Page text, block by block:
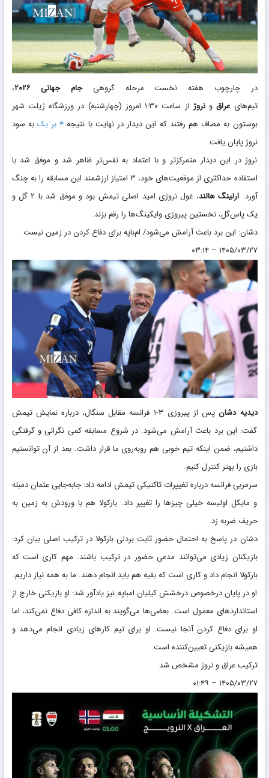
در چارچوب هفته نخست مرحله گروهیجام جهانی ۲۰۲۶
،
تیم‌هایعراق ونروژ
از ساعت ۱:۳۰ امروز (چهارشنبه) در ورزشگاه ژیلت شهر
بوستون به مصاف هم رفتند که این دیدار در نهایت با نتیجه ۴ بر یک
به سود
نروژ پایان یافت.
نروژ در این دیدار متمرکزتر و با اعتماد به نفس‌تر ظاهر شد و موفق شد با
استفاده حداکثری از موقعیت‌های خود، ۳ امتیاز ارزشمند این مسابقه را به چنگ
آورد. ارلینگ هالند
، غول نروژی امید اصلی تیمش بود و موفق شد با ۲ گل و
یک پاس‌گل، نخستین پیروزی وایکینگ‌ها را رقم بزند.
دشان: این برد باعث آرامش می‌شود/ ام‌باپه برای دفاع کردن در زمین نیست
۱۴۰۵/۰۳/۲۷ – ۰۳:۱۴
دیدیه دشان
پس از پیروزی ۳-۱ فرانسه مقابل سنگال، درباره نمایش تیمش
گفت: این برد باعث آرامش می‌شود. در شروع مسابقه کمی نگرانی و گرفتگی
داشتیم، ضمن اینکه تیم خوبی هم روبه‌روی ما قرار داشت. بعد از آن توانستیم
بازی را بهتر کنترل کنیم.
سرمربی فرانسه درباره تغییرات تاکتیکی تیمش ادامه داد: جابه‌جایی عثمان دمبله
و مایکل اولیسه خیلی چیزها را تغییر داد. بارکولا هم با ورودش به زمین به
حریف ضربه زد.
دشان در پاسخ به احتمال حضور ثابت بردلی بارکولا در ترکیب اصلی بیان کرد:
بازیکنان زیادی می‌توانند مدعی حضور در ترکیب باشند. مهم کاری است که
بارکولا انجام داد و کاری است که بقیه هم باید انجام دهند. ما به همه نیاز داریم.
او در پایان درخصوص درخشش کیلیان امباپه نیز یادآور شد: او بازیکنی خارج از
استانداردهای معمول است. بعضی‌ها می‌گویند به اندازه کافی دفاع نمی‌کند، اما
او برای دفاع کردن آنجا نیست. او برای تیم کارهای زیادی انجام می‌دهد و
همیشه بازیکنی تعیین‌کننده است.
ترکیب عراق و نروژ مشخص شد
۱۴۰۵/۰۳/۲۷ – ۰۱:۴۹